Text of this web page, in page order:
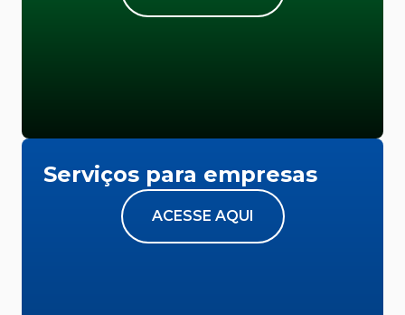
Serviços para empresas
ACESSE AQUI